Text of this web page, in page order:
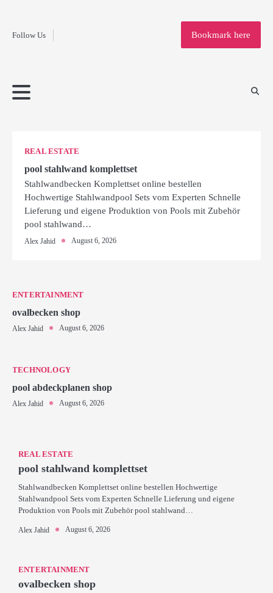
contentFollow Us
Home
Bookmark here
REAL ESTATE
pool stahlwand komplettset
Stahlwandbecken Komplettset online bestellen
Hochwertige Stahlwandpool Sets vom Experten Schnelle
Lieferung und eigene Produktion von Pools mit Zubehör
pool stahlwand…
Alex Jahid August 6, 2026
ENTERTAINMENT
ovalbecken shop
Alex Jahid August 6, 2026
TECHNOLOGY
pool abdeckplanen shop
Alex Jahid August 6, 2026
REAL ESTATE
pool stahlwand komplettset
Stahlwandbecken Komplettset online bestellen Hochwertige
Stahlwandpool Sets vom Experten Schnelle Lieferung und eigene
Produktion von Pools mit Zubehör pool stahlwand…
Alex Jahid August 6, 2026
ENTERTAINMENT
ovalbecken shop